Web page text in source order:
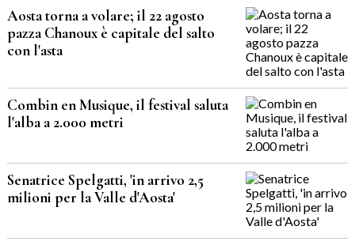
Aosta torna a volare; il 22 agosto
pazza Chanoux è capitale del salto
con l'asta
Combin en Musique, il festival saluta
l'alba a 2.000 metri
Senatrice Spelgatti, 'in arrivo 2,5
milioni per la Valle d'Aosta'